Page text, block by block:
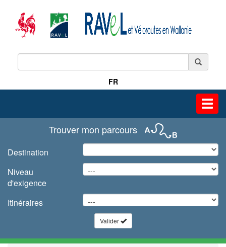
FR
Trouver mon parcours
Destination
Niveau
d'exigence
Itinéraires
Valider